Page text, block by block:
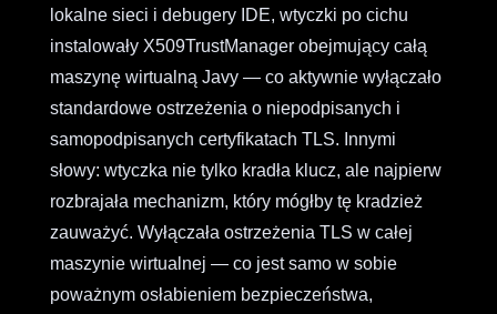
lokalne sieci i debugery IDE, wtyczki po cichu
instalowały X509TrustManager obejmujący całą
maszynę wirtualną Javy — co aktywnie wyłączało
standardowe ostrzeżenia o niepodpisanych i
samopodpisanych certyfikatach TLS. Innymi
słowy: wtyczka nie tylko kradła klucz, ale najpierw
rozbrajała mechanizm, który mógłby tę kradzież
zauważyć. Wyłączała ostrzeżenia TLS w całej
maszynie wirtualnej — co jest samo w sobie
poważnym osłabieniem bezpieczeństwa,